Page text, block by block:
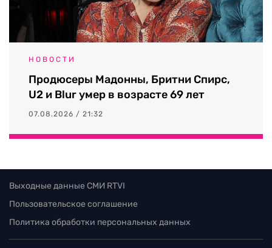
НОВОСТИ
Продюсеры Мадонны, Бритни Спирс,
U2 и Blur умер в возрасте 69 лет
07.08.2026 / 21:32
Выходные данные СМИ RTVI
Пользовательское соглашение
Политика обработки персональных данных